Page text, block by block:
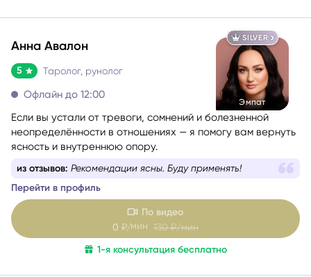
SILVER
Эмпат
5
Если вы устали от тревоги, сомнений и болезненной
неопределённости в отношениях — я помогу вам вернуть
Перейти в профиль
По видео
0 ₽/мин130 ₽/мин